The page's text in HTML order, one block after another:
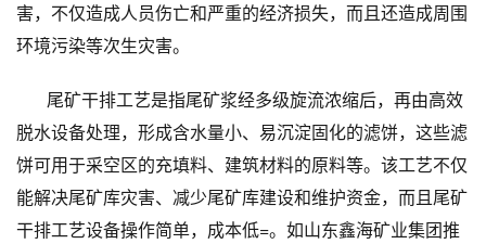
害，不仅造成人员伤亡和严重的经济损失，而且还造成周围
环境污染等次生灾害。
尾矿干排工艺是指尾矿浆经多级旋流浓缩后，再由高效
脱水设备处理，形成含水量小、易沉淀固化的滤饼，这些滤
饼可用于采空区的充填料、建筑材料的原料等。该工艺不仅
能解决尾矿库灾害、减少尾矿库建设和维护资金，而且尾矿
干排工艺设备操作简单，成本低=。如山东鑫海矿业集团推